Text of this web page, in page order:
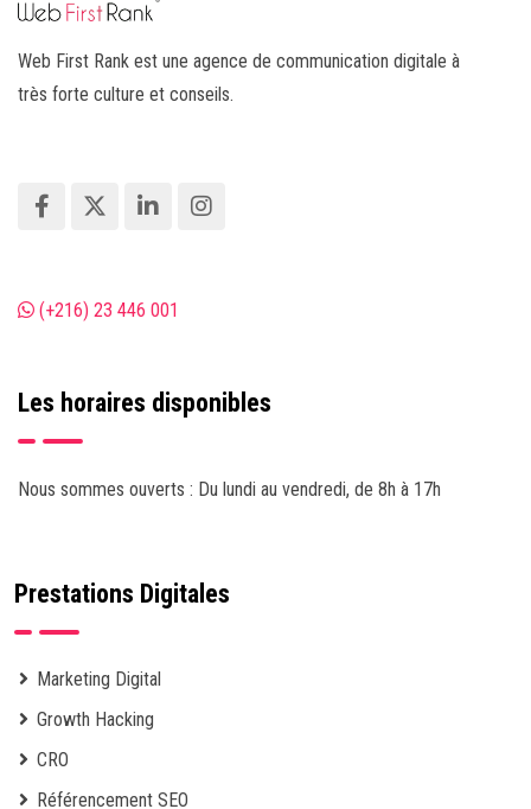
Web First Rank est une agence de communication digitale à
très forte culture et conseils.
(+216) 23 446 001
Les horaires disponibles
Nous sommes ouverts : Du lundi au vendredi, de 8h à 17h
Prestations Digitales
Marketing Digital
Growth Hacking
CRO
Référencement SEO